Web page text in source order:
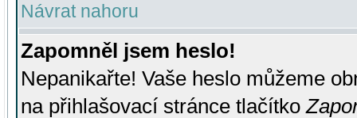
Návrat nahoru
Zapomněl jsem heslo!
Nepanikařte! Vaše heslo můžeme
na přihlašovací stránce tlačítko